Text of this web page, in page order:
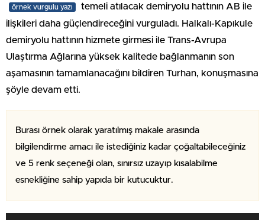
örnek vurgulu yazı
temeli atılacak demiryolu hattının AB ile
ilişkileri daha güçlendireceğini vurguladı. Halkalı-Kapıkule
demiryolu hattının hizmete girmesi ile Trans-Avrupa
Ulaştırma Ağlarına yüksek kalitede bağlanmanın son
aşamasının tamamlanacağını bildiren Turhan, konuşmasına
şöyle devam etti.
Burası örnek olarak yaratılmış makale arasında
bilgilendirme amacı ile istediğiniz kadar çoğaltabileceğiniz
ve 5 renk seçeneği olan, sınırsız uzayıp kısalabilme
esnekliğine sahip yapıda bir kutucuktur.